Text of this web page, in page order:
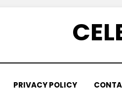
PRIVACY POLICY